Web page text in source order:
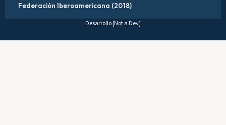
Federación Iberoamericana (2018)
Desarrollo{Not a Dev}